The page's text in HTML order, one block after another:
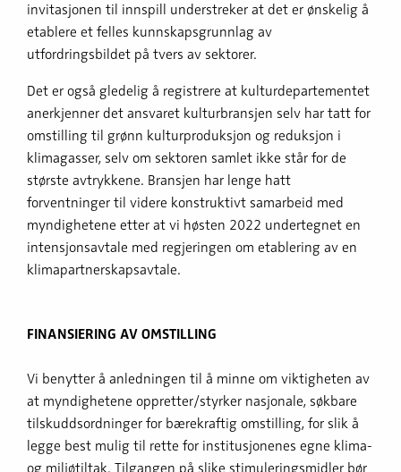
invitasjonen til innspill understreker at det er ønskelig å
etablere et felles kunnskapsgrunnlag av
utfordringsbildet på tvers av sektorer.
Det er også gledelig å registrere at kulturdepartementet
anerkjenner det ansvaret kulturbransjen selv har tatt for
omstilling til grønn kulturproduksjon og reduksjon i
klimagasser, selv om sektoren samlet ikke står for de
største avtrykkene. Bransjen har lenge hatt
forventninger til videre konstruktivt samarbeid med
myndighetene etter at vi høsten 2022 undertegnet en
intensjonsavtale med regjeringen om etablering av en
klimapartnerskapsavtale.
FINANSIERING AV OMSTILLING
Vi benytter å anledningen til å minne om viktigheten av
at myndighetene oppretter/styrker nasjonale, søkbare
tilskuddsordninger for bærekraftig omstilling, for slik å
legge best mulig til rette for institusjonenes egne klima-
og miljøtiltak. Tilgangen på slike stimuleringsmidler bør